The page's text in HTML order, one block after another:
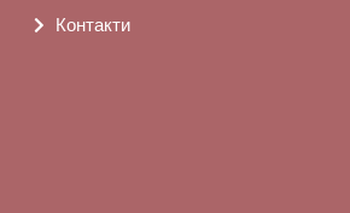
Контакти